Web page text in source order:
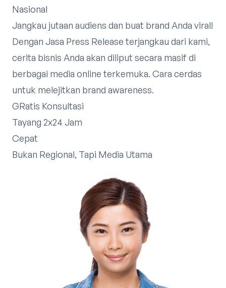
Nasional
Jangkau jutaan audiens dan buat brand Anda viral!
Dengan Jasa Press Release terjangkau dari kami,
cerita bisnis Anda akan diliput secara masif di
berbagai media online terkemuka. Cara cerdas
untuk melejitkan brand awareness.
GRatis Konsultasi
Tayang 2x24 Jam
Cepat
Bukan Regional, Tapi Media Utama